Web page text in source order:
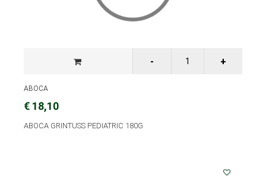
ABOCA
€ 18,10
ABOCA GRINTUSS PEDIATRIC 180G